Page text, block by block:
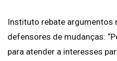
Instituto rebate argumentos
defensores de mudanças:
para atender a interesses